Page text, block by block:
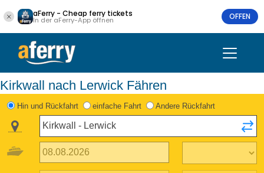
aFerry - Cheap ferry tickets
In der aFerry-App öffnen OFFEN
Kirkwall nach Lerwick Fähren
Hin und Rückfahrt einfache Fahrt Andere Rückfahrt